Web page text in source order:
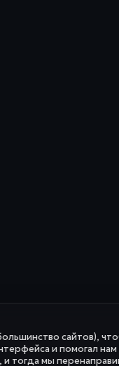
сайтов),
и помогал
тогда мы